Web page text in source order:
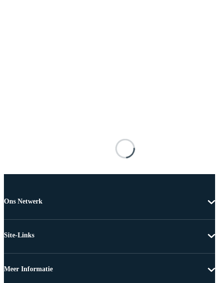
Ons Netwerk
Site-Links
Meer Informatie